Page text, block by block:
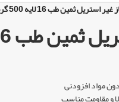
غیر استریل ثمین طب 16 لایه 500 گرم
طب 16 لایه 500 گرم
مواد افزودنی